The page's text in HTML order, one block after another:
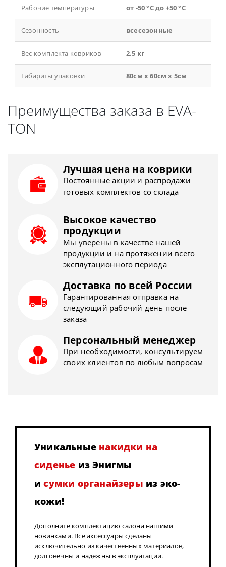
Рабочие температуры от -50 °С до +50 °С
Сезонность всесезонные
Вес комплекта ковриков 2.5 кг
Габариты упаковки 80см x 60см x 5см
Преимущества заказа в EVA-
TON
Лучшая цена на коврики
Постоянные акции и распродажи
готовых комплектов со склада
Высокое качество
продукции
Мы уверены в качестве нашей
продукции и на протяжении всего
эксплутационного периода
Доставка по всей России
Гарантированная отправка на
следующий рабочий день после
заказа
Персональный менеджер
При необходимости, консультируем
своих клиентов по любым вопросам
Уникальные накидки на
сиденье из Энигмы
исумки органайзеры из эко-
кожи!
Дополните комплектацию салона нашими
новинками. Все аксессуары сделаны
исключительно из качественных материалов,
долговечны и надежны в эксплуатации.